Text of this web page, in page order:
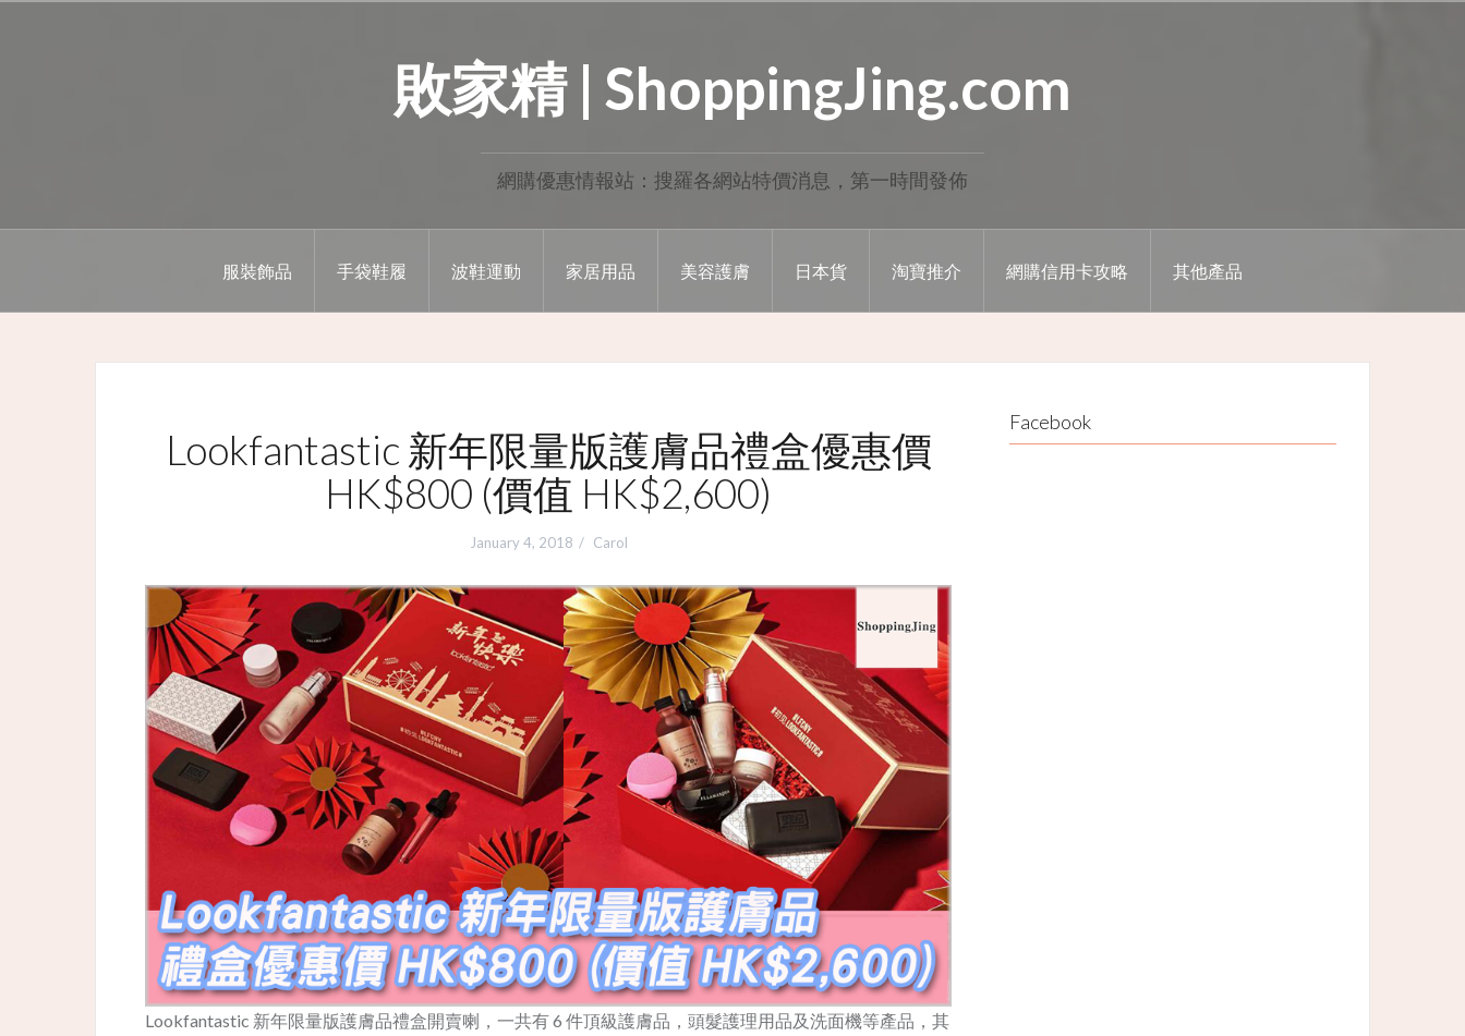
敗家精 | ShoppingJing.com
網購優惠情報站：搜羅各網站特價消息，第一時間發佈
服裝飾品 手袋鞋履 波鞋運動 家居用品 美容護膚 日本貨 淘寶推介 網購信用卡攻略 其他產品
Lookfantastic 新年限量版護膚品禮盒優惠價
HK$800 (價值 HK$2,600)
January 4, 2018 Carol
Lookfantastic 新年限量版護膚品禮盒開賣喇，一共有 6 件頂級護膚品，頭髮護理用品及洗面機等產品，其
Facebook